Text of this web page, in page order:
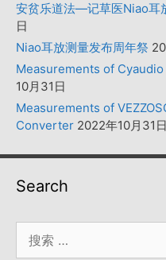
安贫乐道法—记草医Niao耳
日
Niao耳放测量发布周年祭
Measurements of
10月31日
Measurements of
Converter 2022年10月31日
Search
索：